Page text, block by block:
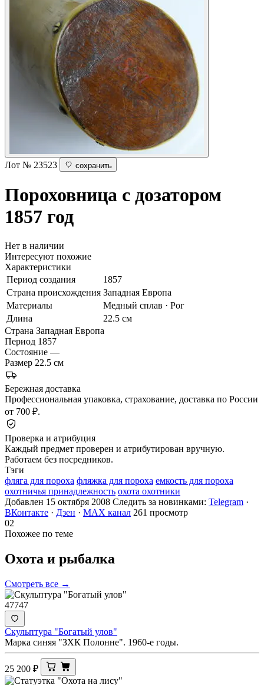
Лот № 23523 сохранить
Пороховница с дозатором
1857 год
Нет в наличии
Интересуют похожие
Характеристики
Период создания
1857
Страна происхождения Западная Европа
Материалы
Медный сплав · Рог
Длина
22.5 см
Страна Западная Европа
Период 1857
Состояние —
Размер 22.5 см
Бережная доставка
Профессиональная упаковка, страхование, доставка по России
от 700 ₽.
Проверка и атрибуция
Каждый предмет проверен и атрибутирован вручную.
Работаем без посредников.
Тэги
фляга для пороха фляжка для пороха емкость для пороха
охотничья принадлежность охота охотники
Добавлен 15 октября 2008 Следить за новинками: Telegram ·
ВКонтакте · Дзен · MAX канал 261 просмотр
02
Похожее по теме
Охота и рыбалка
Смотреть все →
47747
Скульптура "Богатый улов"
Марка синяя "ЗХК Полонне". 1960-е годы.
25 200 ₽